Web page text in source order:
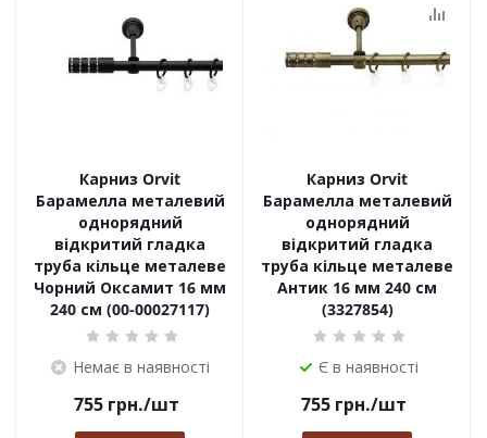
Карниз Orvit
Барамелла металевий
однорядний
відкритий гладка
труба кільце металеве
Чорний Оксамит 16 мм
240 см (00-00027117)
Немає в наявності
755грн./шт
Карниз Orvit
Барамелла металевий
однорядний
відкритий гладка
труба кільце металеве
Антик 16 мм 240 см
(3327854)
Є в наявності
755грн./шт